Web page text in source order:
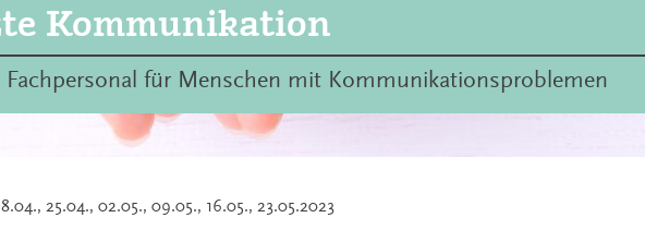
Kommunikation
für Menschen mit Kommunikationsproblemen
25.04., 02.05., 09.05., 16.05., 23.05.2023